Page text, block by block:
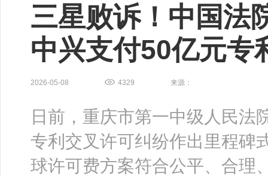
三星败诉！中国法
中兴支付50亿元专
2026-05-08 4329 来源：
日前，重庆市第一中级人民法
专利交叉许可纠纷作出里程碑
球许可费方案符合公平、合理